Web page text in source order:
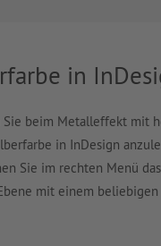
in
Sie beim Metalleffekt mit
in InDesign
Sie im rechten Menü
mit einem